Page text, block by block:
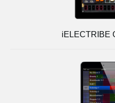
iELECTRIBE